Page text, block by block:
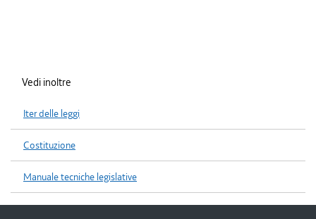
Vedi inoltre
Iter delle leggi
Costituzione
Manuale tecniche legislative